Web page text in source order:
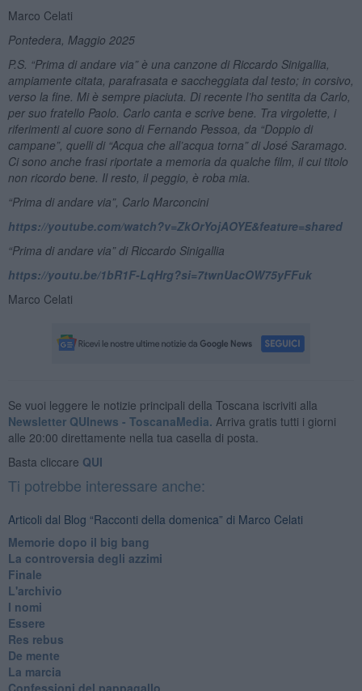
Marco Celati
Pontedera, Maggio 2025
P.S. “Prima di andare via” è una canzone di Riccardo Sinigallia,
ampiamente citata, parafrasata e saccheggiata dal testo; in corsivo,
verso la fine. Mi è sempre piaciuta. Di recente l’ho sentita da Carlo,
per suo fratello Paolo. Carlo canta e scrive bene. Tra virgolette, i
riferimenti al cuore sono di Fernando Pessoa, da “Doppio di
campane”, quelli di “Acqua che all’acqua torna”di José Saramago.
Ci sono anche frasi riportate a memoria da qualche film, il cui titolo
non ricordo bene. Il resto, il peggio, è roba mia.
“Prima di andare via”, Carlo Marconcini
https://youtube.com/watch?v=ZkOrYojAOYE&feature=shared
“Prima di andare via” di Riccardo Sinigallia
https://youtu.be/1bR1F-LqHrg?si=7twnUacOW75yFFuk
Marco Celati
Se vuoi leggere le notizie principali della Toscana iscriviti alla
Newsletter QUInews - ToscanaMedia. Arriva gratis tutti i giorni
alle 20:00 direttamente nella tua casella di posta.
Basta cliccare QUI
Ti potrebbe interessare anche:
Articoli dal Blog “Racconti della domenica” di Marco Celati
Memorie dopo il big bang
La controversia degli azzimi
Finale
L'archivio
I nomi
Essere
Res rebus
De mente
La marcia
Confessioni del pappagallo